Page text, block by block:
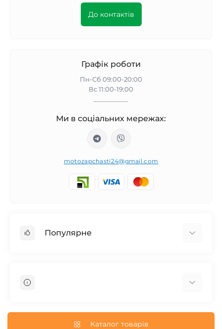
До контактів
Графік роботи
Пн-Сб 09:00-20:00
Вс 11:00-19:00
Ми в соціальних мережах:
motozapchasti24@gmail.com
Популярне
Запчасти на мотоцикл Ява
Запчасти на мотоцикл Восход
Доставка и Оплата
Каталог товарів